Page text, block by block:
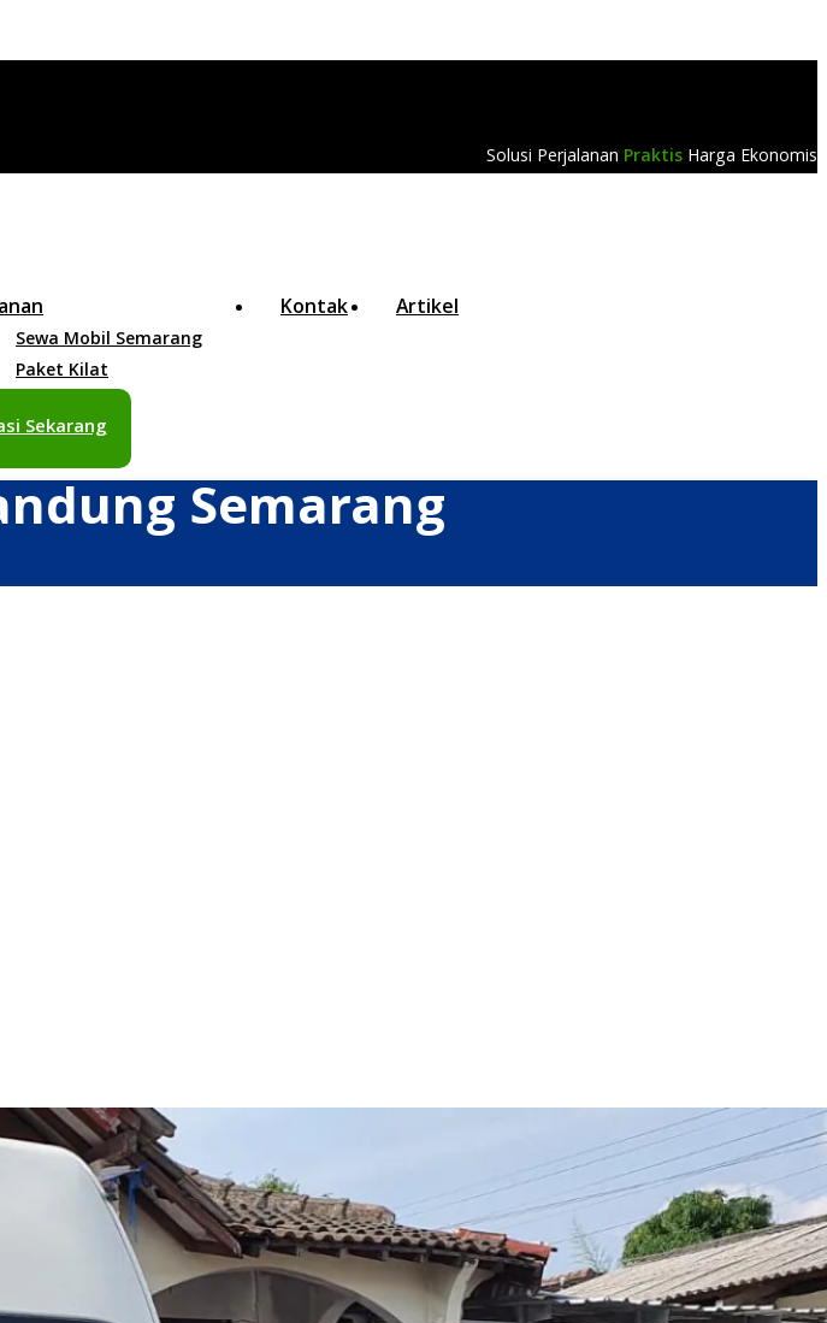
Solusi Perjalanan Praktis Harga Ekonomis
Sewa Mobil Semarang
Paket Kilat
Kontak Artikel
Sekarang
Semarang